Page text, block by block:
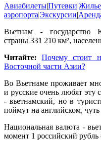
Авиабилеты|Путевки|Жилье
аэропорта|Экскурсии|
Вьетнам - государство
страны 331 210 км²,
Читайте:
Почему стоит
Восточной части Азии?
Во Вьетнаме проживает
и русские очень любят
- вьетнамский, но в
поймут на английском,
Национальная валюта -
момент 1 российский рубль